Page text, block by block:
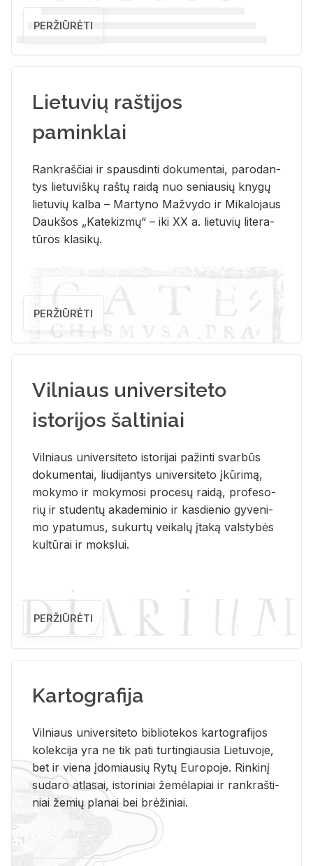
PERŽIŪRĖTI
Lietuvių raštijos
paminklai
Rank­raš­čiai ir spaus­din­ti do­ku­men­tai, pa­ro­dan­
tys lie­tu­viš­kų raš­tų rai­dą nuo se­niau­sių kny­gų
lie­tu­vių kal­ba – Mar­ty­no Ma­žvy­do ir Mi­ka­lo­jaus
Dauk­šos „Ka­te­kiz­mų“ – iki XX a. lie­tu­vių li­te­ra­
tū­ros kla­si­kų.
PERŽIŪRĖTI
Vilniaus universiteto
istorijos šaltiniai
Vil­niaus uni­ver­si­te­to is­to­ri­jai pa­žin­ti svar­būs
do­ku­men­tai, liu­di­jan­tys uni­ver­si­te­to įkū­ri­mą,
mo­ky­mo ir mo­ky­mo­si pro­ce­sų rai­dą, pro­fe­so­
rių ir stu­den­tų aka­de­mi­nio ir kas­die­nio gy­ve­ni­
mo ypa­tu­mus, su­kur­tų vei­ka­lų įta­ką vals­ty­bės
kul­tū­rai ir moks­lui.
PERŽIŪRĖTI
Kartografija
Vil­niaus uni­ver­si­te­to bi­b­lio­te­kos kar­to­gra­fi­jos
ko­lek­ci­ja yra ne tik pati tur­tin­giau­sia Lie­tu­vo­je,
bet ir vie­na įdo­miau­sių Rytų Eu­ro­po­je. Rin­ki­nį
su­da­ro at­la­sai, is­to­ri­niai že­mė­la­piai ir rank­raš­ti­
niai že­mių pla­nai bei brė­ži­niai.